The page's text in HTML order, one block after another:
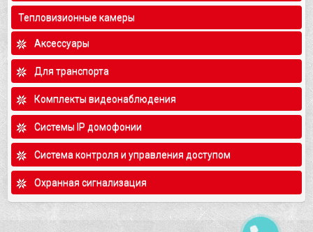
Тепловизионные камеры
Аксессуары
Для транспорта
Комплекты видеонаблюдения
Системы IP домофонии
Система контроля и управления доступом
Охранная сигнализация